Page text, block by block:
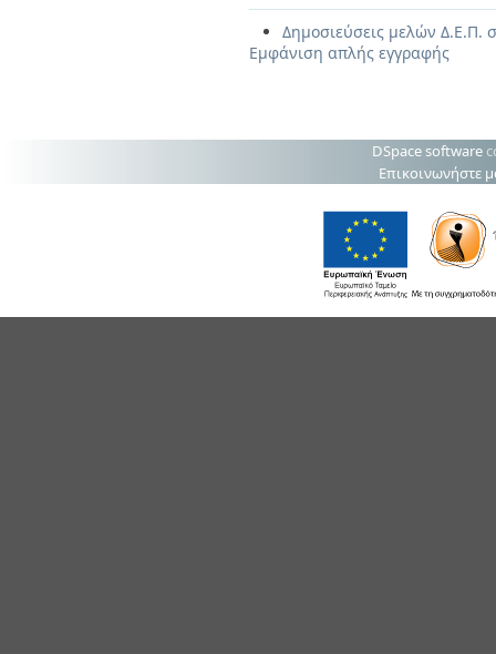
Δημοσιεύσεις μελών Δ.Ε.Π.
Εμφάνιση απλής εγγραφής
DSpace software
Επικοινωνήστε